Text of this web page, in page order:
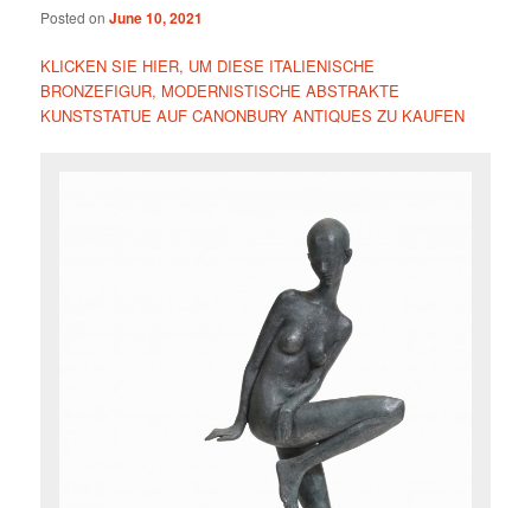
Posted onJune 10, 2021
KLICKEN SIE HIER, UM DIESE ITALIENISCHE
BRONZEFIGUR, MODERNISTISCHE ABSTRAKTE
KUNSTSTATUE AUF CANONBURY ANTIQUES ZU KAUFEN